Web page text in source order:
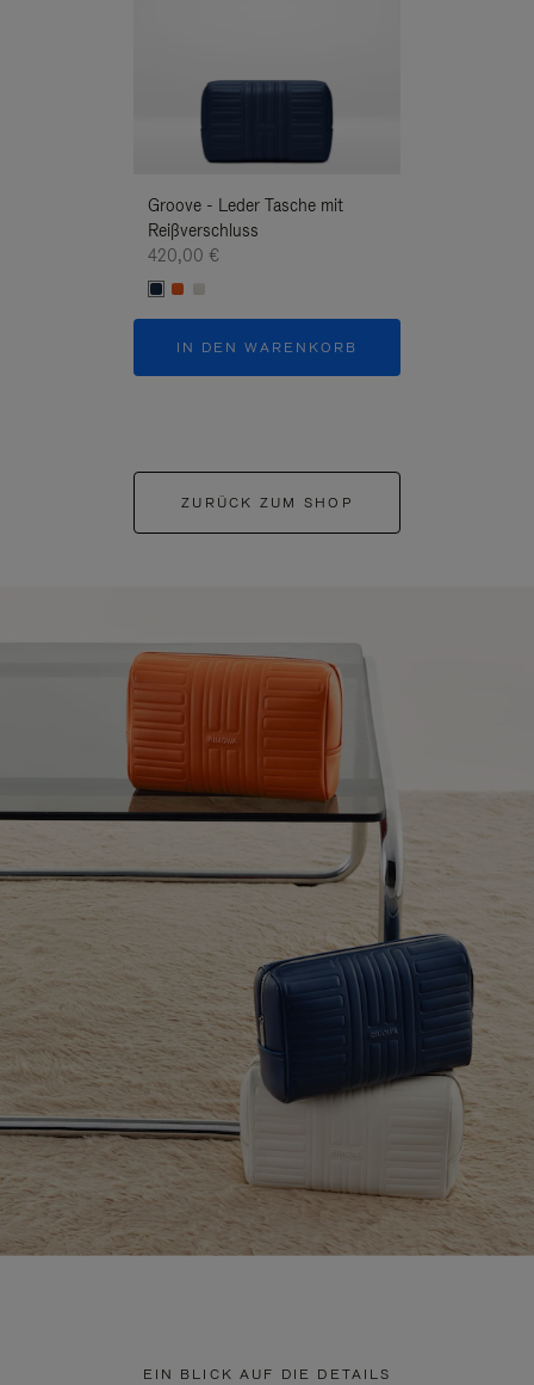
Groove - Leder Tasche mit
Reißverschluss
420,00 €
IN DEN WARENKORB
ZURÜCK ZUM SHOP
EIN BLICK AUF DIE DETAILS